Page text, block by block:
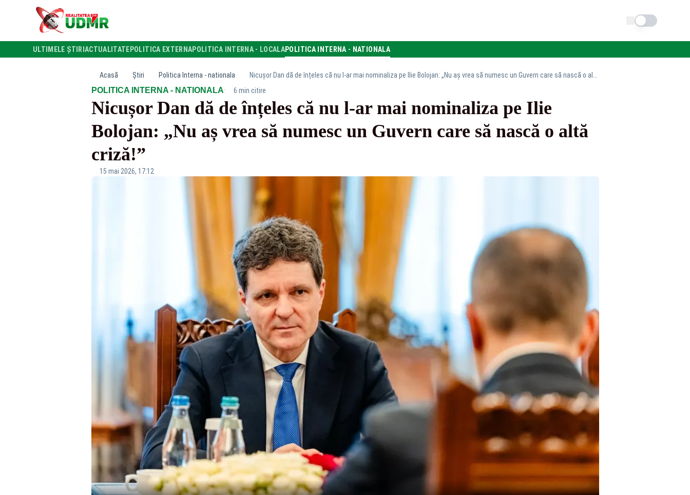
Schimba tema
ULTIMELE ȘTIRI ACTUALITATE POLITICA EXTERNAPOLITICA INTERNA - LOCALAPOLITICA INTERNA - NATIONALA
Acasă Știri Politica Interna - nationala
POLITICA INTERNA - NATIONALA· 6 min citire
Nicușor Dan dă de înțeles că nu l-ar mai nominaliza pe Ilie
Bolojan: „Nu aș vrea să numesc un Guvern care să nască o altă
criză!”
15 mai 2026, 17:12